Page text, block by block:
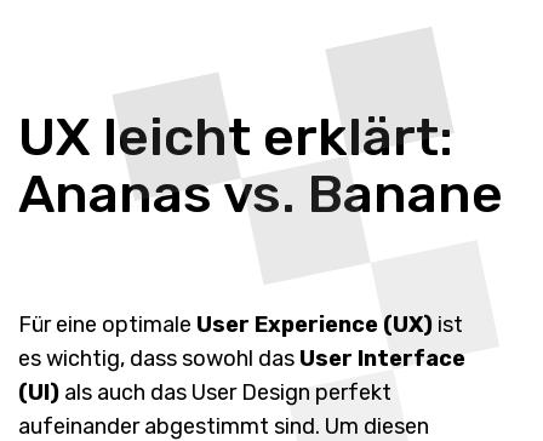
UX leicht erklärt:
Ananasvs. Banane
Für eine optimale User Experience (UX) ist
es wichtig, dass sowohl das User Interface
(UI) als auch das User Design perfekt
aufeinander abgestimmt sind. Um diesen